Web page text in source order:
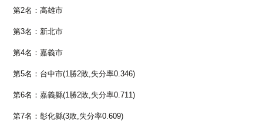
第2名：高雄市
第3名：新北市
第4名：嘉義市
第5名：台中市(1勝2敗,失分率0.346)
第6名：嘉義縣(1勝2敗,失分率0.711)
第7名：彰化縣(3敗,失分率0.609)